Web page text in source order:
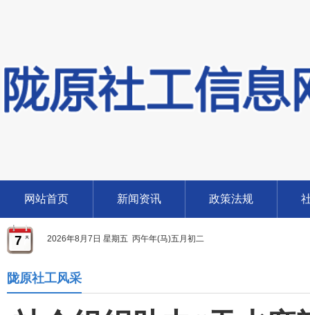
网站首页 新闻资讯 政策法规
7 2026年8月7日 星期五 丙午年(马)五月初二
陇原社工风采